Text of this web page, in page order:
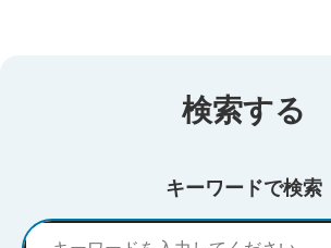
検索する
キーワードで検索